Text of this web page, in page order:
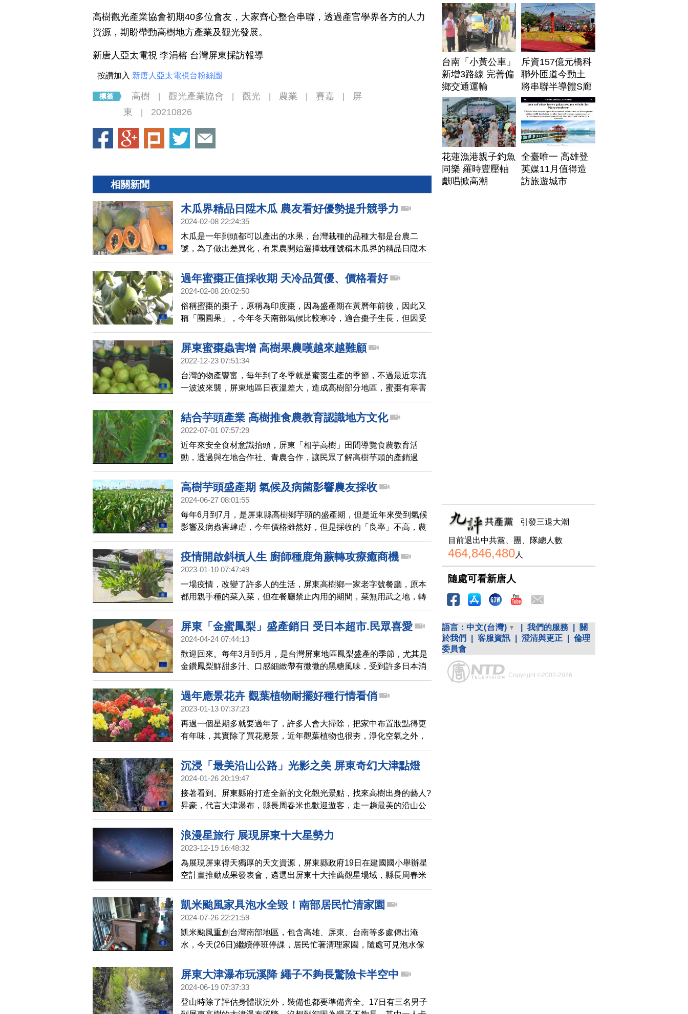
高樹觀光產業協會初期40多位會友，大家齊心整合串聯，透過產官學界各方的人力
資源，期盼帶動高樹地方產業及觀光發展。
新唐人亞太電視 李涓榕 台灣屏東採訪報導
按讚加入 新唐人亞太電視台粉絲團
高樹 觀光產業協會 觀光 農業 賽嘉
屏
東
20210826
相關新聞
木瓜界精品日陞木瓜 農友看好優勢提升競爭力
2024-02-08 22:24:35
木瓜是一年到頭都可以產出的水果，台灣栽種的品種大都是台農二
號，為了做出差異化，有果農開始選擇栽種號稱木瓜界的精品日陞木
瓜，看好它量小、口感綿密及甜度高，售價較高的優勢，希望增加競
爭力。
過年蜜棗正值採收期 天冷品質優、價格看好
2024-02-08 20:02:50
俗稱蜜棗的棗子，原稱為印度棗，因為盛產期在黃曆年前後，因此又
稱「團圓果」，今年冬天南部氣候比較寒冷，適合棗子生長，但因受
先前颱風影響，產量較往年少，透過鏡頭一起到果園看看。
屏東蜜棗蟲害增 高樹果農嘆越來越難顧
2022-12-23 07:51:34
台灣的物產豐富，每年到了冬季就是蜜棗生產的季節，不過最近寒流
一波波來襲，屏東地區日夜溫差大，造成高樹部分地區，蜜棗有寒害
及炭疽病發生，果農大嘆氣候影響，讓病蟲害增多，棗子越來越難照
顧。
結合芋頭產業 高樹推食農教育認識地方文化
2022-07-01 07:57:29
近年來安全食材意識抬頭，屏東「相芋高樹」田間導覽食農教育活
動，透過與在地合作社、青農合作，讓民眾了解高樹芋頭的產銷過
程，從產地到餐桌，希望讓消費者認識在地的文化，吃得更安心。
高樹芋頭盛產期 氣候及病菌影響農友採收
2024-06-27 08:01:55
每年6月到7月，是屏東縣高樹鄉芋頭的盛產期，但是近年來受到氣候
影響及病蟲害肆虐，今年價格雖然好，但是採收的「良率」不高，農
會也建請農政單位幫忙，看如何讓農民的損失減到最低。
疫情開啟斜槓人生 廚師種鹿角蕨轉攻療癒商機
2023-01-10 07:47:49
一場疫情，改變了許多人的生活，屏東高樹鄉一家老字號餐廳，原本
都用親手種的菜入菜，但在餐廳禁止內用的期間，菜無用武之地，轉
而把自家菜園打造成培育鹿角蕨的空間，意外斜槓出綠色植栽商機，
也為自己找到另一條經濟收入。
屏東「金蜜鳳梨」盛產銷日 受日本超市.民眾喜愛
2024-04-24 07:44:13
歡迎回來。每年3月到5月，是台灣屏東地區鳳梨盛產的季節，尤其是
金鑽鳳梨鮮甜多汁、口感細緻帶有微微的黑糖風味，受到許多日本消
費者喜愛，週一，農產合作社與日本連鎖超商合作，以「金蜜鳳梨」
為品牌，外銷屏東金鑽鳳梨，讓日本民眾也可以即時品嘗台灣新鮮上
市的鳳梨。
過年應景花卉 觀葉植物耐擺好種行情看俏
2023-01-13 07:37:23
再過一個星期多就要過年了，許多人會大掃除，把家中布置妝點得更
有年味，其實除了買花應景，近年觀葉植物也很夯，淨化空氣之外，
更可以療癒心情。
沉浸「最美沿山公路」光影之美 屏東奇幻大津點燈
2024-01-26 20:19:47
接著看到。屏東縣府打造全新的文化觀光景點，找來高樹出身的藝人?
昇豪，代言大津瀑布，縣長周春米也歡迎遊客，走一趟最美的沿山公
路，透過光影沈浸在山林之美。
浪漫星旅行 展現屏東十大星勢力
2023-12-19 16:48:32
為展現屏東得天獨厚的天文資源，屏東縣政府19日在建國國小舉辦星
空計畫推動成果發表會，遴選出屏東十大推薦觀星場域，縣長周春米
頒發給十大社區感謝狀，並感受累積拍攝超過2萬張星空照片製作而成
的縮時影像，令人驚艷的星空影像搭配氣勢磅礡的配樂，讓縣長周春
米直呼：「屏東星勢力正在展現！」
凱米颱風家具泡水全毀！南部居民忙清家園
2024-07-26 22:21:59
凱米颱風重創台灣南部地區，包含高雄、屏東、台南等多處傳出淹
水，今天(26日)繼續停班停課，居民忙著清理家園，隨處可見泡水傢
俱的集中處。
屏東大津瀑布玩溪降 繩子不夠長驚險卡半空中
2024-06-19 07:37:33
登山時除了評估身體狀況外，裝備也都要準備齊全。17日有三名男子
台南「小黃公車」
新增3路線 完善偏
鄉交通運輸
斥資157億元橋科
聯外匝道今動土
將串聯半導體S廊
帶
花蓮漁港親子釣魚
同樂 羅時豐壓軸
獻唱掀高潮
全臺唯一 高雄登
英媒11月值得造
訪旅遊城市
引發三退大潮
目前退出中共黨、團、隊總人數
464,846,480人
隨處可看新唐人
語言： 中文(台灣) 我們的服務
關
於我們
客服資訊 澄清與更正
倫理
委員會
Copyright ©2002-2026